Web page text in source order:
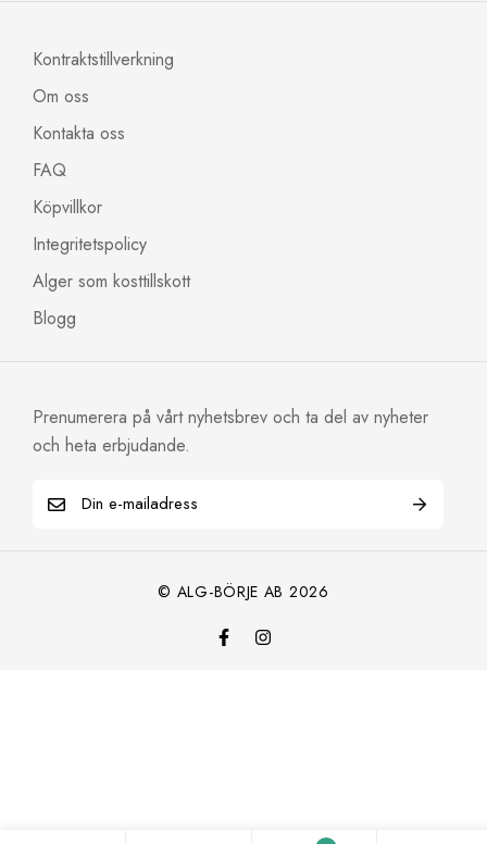
Kontraktstillverkning
Om oss
Kontakta oss
FAQ
Köpvillkor
Integritetspolicy
Alger som kosttillskott
Blogg
Prenumerera på vårt nyhetsbrev och ta del av nyheter
och heta erbjudande.
© ALG-BÖRJE AB 2026